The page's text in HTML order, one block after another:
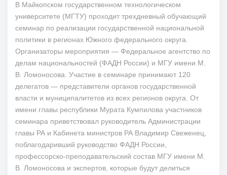
В Майкопском государственном технологическом
университете (МГТУ) проходит трехдневный обучающий
семинар по реализации государственной национальной
политики в регионах Южного федерального округа.
Организаторы мероприятия — Федеральное агентство по
делам национальностей (ФАДН России) и МГУ имени М.
В. Ломоносова. Участие в семинаре принимают 120
делегатов — представители органов государственной
власти и муниципалитетов из всех регионов округа. От
имени главы республики Мурата Кумпилова участников
семинара приветствовал руководитель Администрации
главы РА и Кабинета министров РА Владимир Свеженец,
поблагодаривший руководство ФАДН России,
профессорско-преподавательский состав МГУ имени М.
В. Ломоносова и экспертов, которые будут делиться